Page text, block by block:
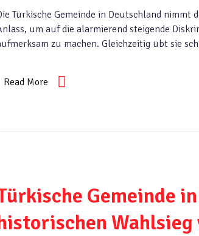
Türkische Gemeinde in Deutschland
um auf die alarmierend steigende
zu machen. Gleichzeitig übt sie
Read More
Gemeinde
Wahlsieg